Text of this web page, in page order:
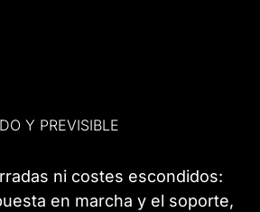
Y PREVISIBLE
ni costes escondidos:
en marcha y el soporte,